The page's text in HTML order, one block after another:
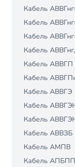
Кабель
Кабель
Кабель
Кабель
Кабель АВВГП
Кабель
Кабель АВВГЭ
Кабель
Кабель
Кабель АВВЗБ
Кабель АМПВ
Кабель АПБПП